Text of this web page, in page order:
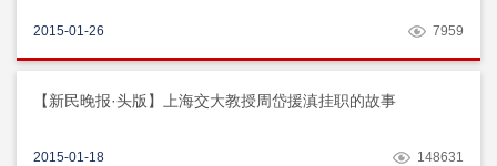
2015-01-26 7959
【新民晚报·头版】上海交大教授周岱援滇挂职的故事
2015-01-18 148631